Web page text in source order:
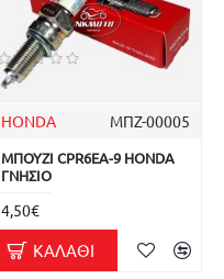
HONDA ΜΠΖ-00005
ΜΠΟΥΖΙ CPR6EA-9 HONDA
ΓΝΗΣΙΟ
4,50€
ΚΑΛΆΘΙ